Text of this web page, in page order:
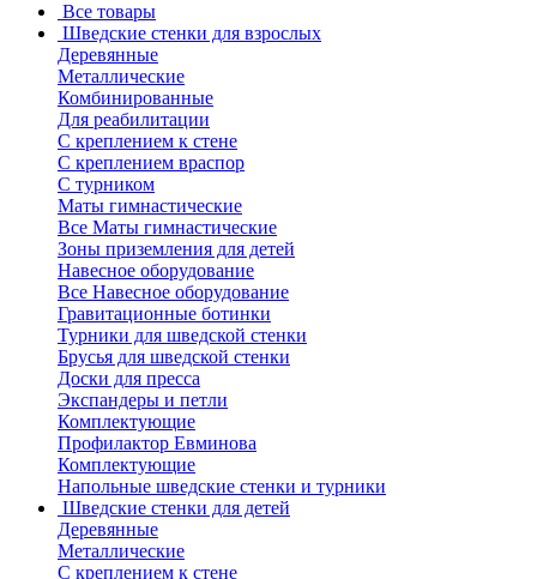
Все товары
Шведские стенки для взрослых
Деревянные
Металлические
Комбинированные
Для реабилитации
С креплением к стене
С креплением враспор
С турником
Маты гимнастические
Все Маты гимнастические
Зоны приземления для детей
Навесное оборудование
Все Навесное оборудование
Гравитационные ботинки
Турники для шведской стенки
Брусья для шведской стенки
Доски для пресса
Экспандеры и петли
Комплектующие
Профилактор Евминова
Комплектующие
Напольные шведские стенки и турники
Шведские стенки для детей
Деревянные
Металлические
С креплением к стене